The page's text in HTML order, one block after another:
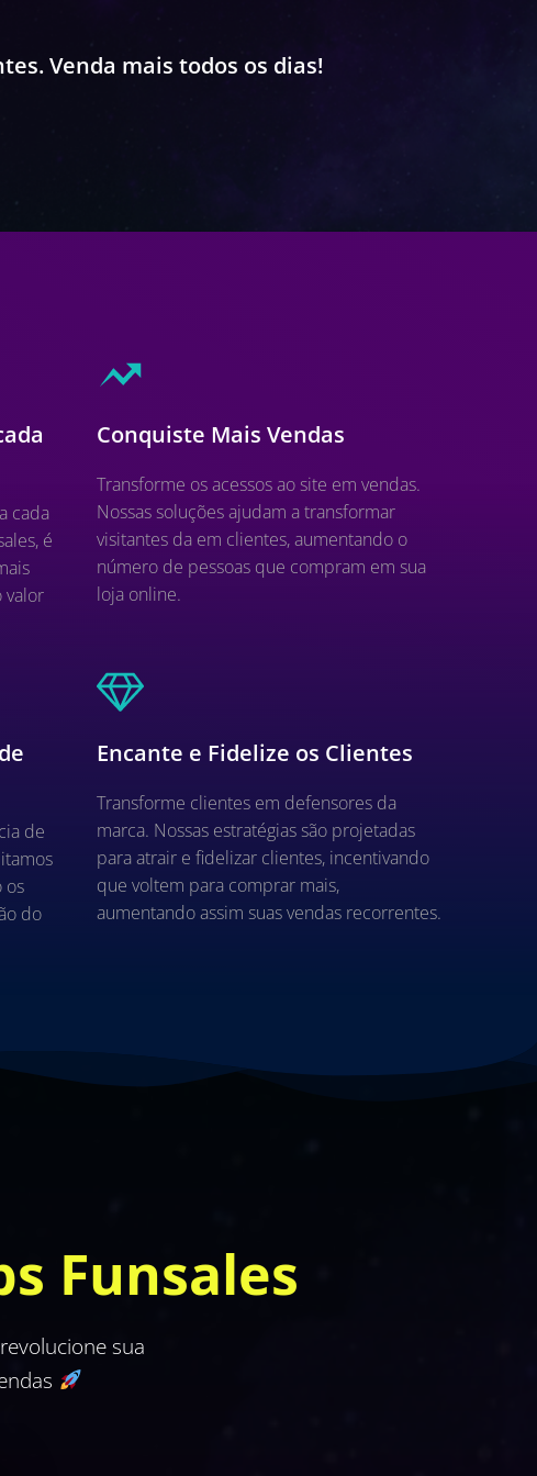
Venda mais todos os dias!
cada
é
valor
Conquiste Mais Vendas
Transforme os acessos ao site em vendas.
Nossas soluções ajudam a transformar
visitantes da em clientes, aumentando o
número de pessoas que compram em sua
loja online.
de
os
do
Encante e Fidelize os Clientes
Transforme clientes em defensores da
marca. Nossas estratégias são projetadas
para atrair e fidelizar clientes, incentivando
que voltem para comprar mais,
aumentando assim suas vendas recorrentes.
Funsales
sua